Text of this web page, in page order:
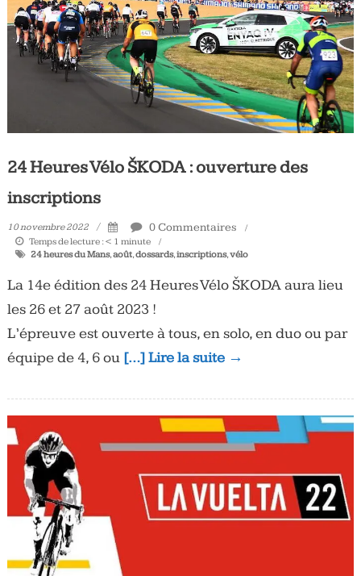
24 Heures Vélo ŠKODA : ouverture des
inscriptions
10 novembre 2022 0 Commentaires
Temps de lecture : < 1 minute
24 heures du Mans,août,dossards,inscriptions,vélo
La 14e édition des 24 Heures Vélo ŠKODA aura lieu
les 26 et 27 août 2023 !
L’épreuve est ouverte à tous, en solo, en duo ou par
équipe de 4, 6 ou […] Lire la suite →